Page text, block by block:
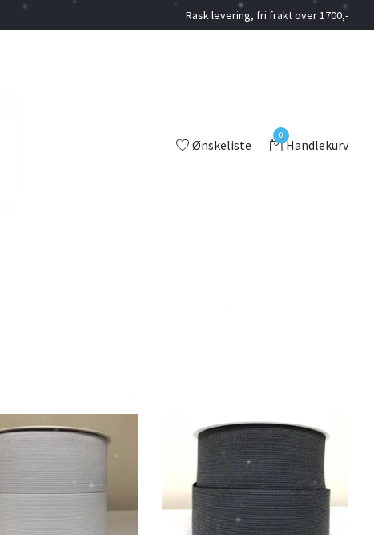
Rask levering, fri frakt over 1700,-
Ønskeliste
0
Handlekurv